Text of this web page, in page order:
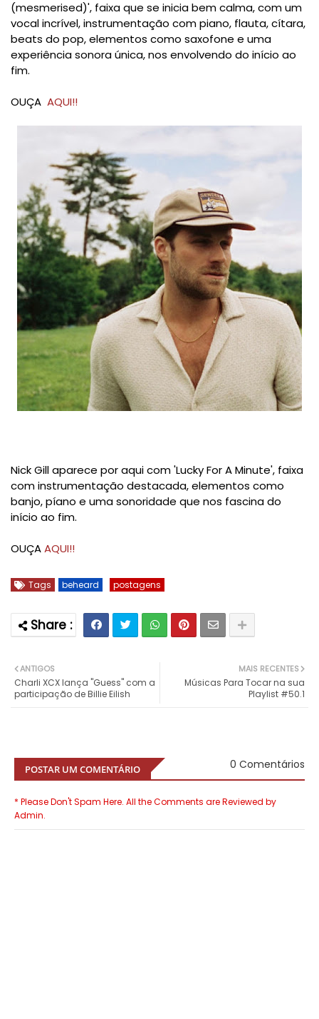
(mesmerised)', faixa que se inicia bem calma, com um
vocal incrível, instrumentação com piano, flauta, cítara,
beats do pop, elementos como saxofone e uma
experiência sonora única, nos envolvendo do início ao
fim.
OUÇA AQUI!!
Nick Gill aparece por aqui com 'Lucky For A Minute', faixa
com instrumentação destacada, elementos como
banjo, píano e uma sonoridade que nos fascina do
início ao fim.
OUÇAAQUI!!
Tags beheard postagens
MAIS RECENTES
Músicas Para Tocar na sua
Playlist #50.1
ANTIGOS
Charli XCX lança "Guess" com a
participação de Billie Eilish
POSTAR UM COMENTÁRIO 0 Comentários
* Please Don't Spam Here. All the Comments are Reviewed by
Admin.